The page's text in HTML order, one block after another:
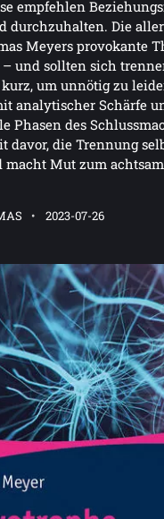
empfehlen
durchzuhalten. Die
Meyers provokante
und sollten sich
um unnötig zu
analytischer Schärfe
Phasen des
davor, die Trennung
macht Mut zum
2023-07-26